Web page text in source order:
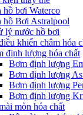
hồ bơi Waterco
hồ Bơi Astralpool
lý nước hồ bơi
khiển châm hóa
định lượng hóa chất
Bơm định lượng
Bơm định lượng
Bơm định lượng
Bơm định lượng
mòn hóa chất